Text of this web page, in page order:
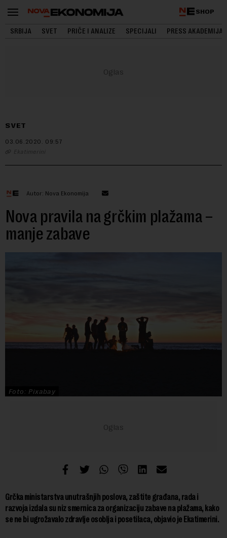
SHOP
SRBIJA SVET PRIČE I ANALIZE SPECIJALI PRESS AKADEMIJA
SVET
03.06.2020. 09:57
Ekatimerini
Autor: Nova Ekonomija
Nova pravila na grčkim plažama –
manje zabave
Foto: Pixabay
Grčka ministarstva unutrašnjih poslova, zaštite građana, rada i
razvoja izdala su niz smernica za organizaciju zabave na plažama, kako
se ne bi ugrožavalo zdravlje osoblja i posetilaca, objavio je Ekatimerini.